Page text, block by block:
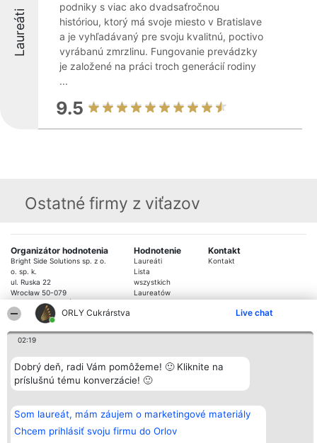
ORLY Cukrárstva Live chat
02:19
Dobrý deň, radi Vám pomôžeme! 🙂 Kliknite na
príslušnú tému konverzácie! 🙂
Som laureát, mám záujem o marketingové materiály
Chcem prihlásiť svoju firmu do Orlov
Laureáti
podniky s viac ako dvadsaťročnou
históriou, ktorý má svoje miesto v Bratislave
a je vyhľadávaný pre svoju kvalitnú, poctivo
vyrábanú zmrzlinu. Fungovanie prevádzky
je založené na práci troch generácií rodiny
...
9.5
Ostatné firmy z viťazov
Organizátor hodnotenia
Bright Side Solutions sp. z o.
o. sp. k.
ul. Ruska 22
Wrocław 50-079
KRS 0000749100 | Regon
381313360 | NIP 8943132676
+48 508 492 400
Hodnotenie
Laureáti
Lista
wszystkich
Laureatów
Zásady
osobných
údajov
Kontakt
Kontakt